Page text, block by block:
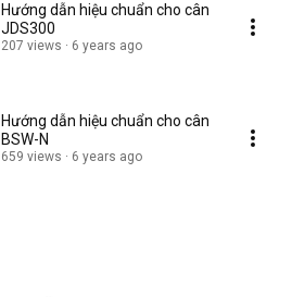
Hướng dẫn hiệu chuẩn cho cân
JDS300
207 views 6 years ago
Hướng dẫn hiệu chuẩn cho cân
BSW-N
659 views 6 years ago